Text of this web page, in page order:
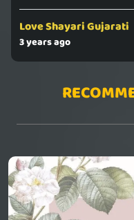
Love Shayari Gujarati
3 years ago